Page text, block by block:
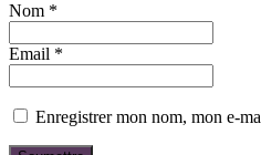
Nom *
Email *
Enregistrer mon nom, mon e-